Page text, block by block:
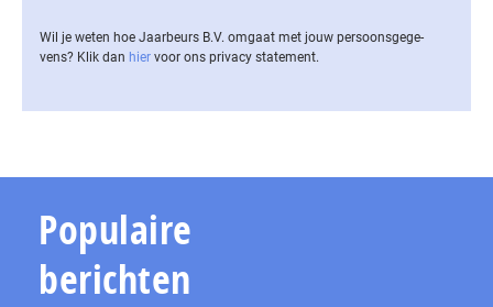
Wil je weten hoe Jaarbeurs B.V. omgaat met jouw per­soons­ge­ge­
vens? Klik dan hier voor ons privacy statement.
Populaire
berichten